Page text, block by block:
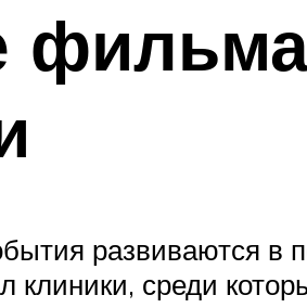
развиваются в
среди